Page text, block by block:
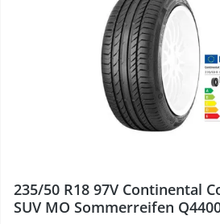
235/50 R18 97V Continental
SUV MO Sommerreifen